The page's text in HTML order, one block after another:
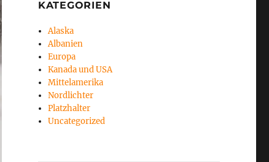
KATEGORIEN
Alaska
Albanien
Europa
Kanada und USA
Mittelamerika
Nordlichter
Platzhalter
Uncategorized